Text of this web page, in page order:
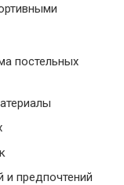
постельных
и предпочтений